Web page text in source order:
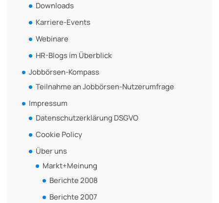
Downloads
Karriere-Events
Webinare
HR-Blogs im Überblick
Jobbörsen-Kompass
Teilnahme an Jobbörsen-Nutzerumfrage
Impressum
Datenschutzerklärung DSGVO
Cookie Policy
Über uns
Markt+Meinung
Berichte 2008
Berichte 2007